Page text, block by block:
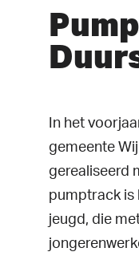
In het
gemeente
gerealiseerd
pumptrack is
jeugd, die